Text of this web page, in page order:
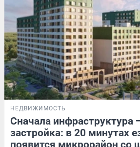
НЕДВИЖИМОСТЬ
Сначала инфраструктура
застройка: в 20 минутах
появится микрорайон со